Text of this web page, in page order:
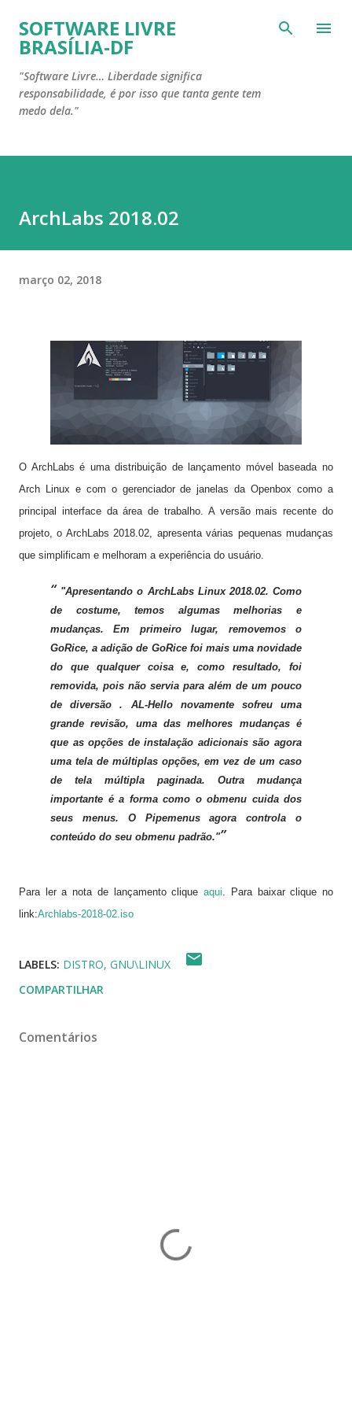
Pular para o conteúdo principal
SOFTWARE LIVRE
BRASÍLIA-DF
"Software Livre… Liberdade significa
responsabilidade, é por isso que tanta gente tem
medo dela."
ArchLabs 2018.02
março 02, 2018
O ArchLabs é uma distribuição de lançamento móvel baseada no
Arch Linux e com o gerenciador de janelas da Openbox como a
principal interface da área de trabalho. A versão mais recente do
projeto, o ArchLabs 2018.02, apresenta várias pequenas mudanças
que simplificam e melhoram a experiência do usuário.
"Apresentando o ArchLabs Linux 2018.02. Como
de costume, temos algumas melhorias e
mudanças. Em primeiro lugar, removemos o
GoRice, a adição de GoRice foi mais uma novidade
do que qualquer coisa e, como resultado, foi
removida, pois não servia para além de um pouco
de diversão
. AL-Hello novamente sofreu uma
grande revisão, uma das melhores mudanças é
que as opções de instalação adicionais são agora
uma tela de múltiplas opções, em vez de um caso
de tela múltipla paginada. Outra mudança
importante é a forma como o obmenu cuida dos
seus menus.
O Pipemenus agora controla o
conteúdo do seu obmenu padrão."
Para ler a nota de lançamento cliqueaqui. Para baixar clique no
link:Archlabs-2018-02.iso
LABELS: DISTRO GNU\LINUX
COMPARTILHAR
Comentários